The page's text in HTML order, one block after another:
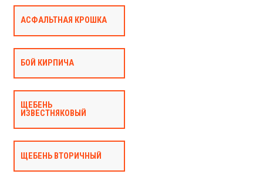
АСФАЛЬТНАЯ КРОШКА
БОЙ КИРПИЧА
ЩЕБЕНЬ
ИЗВЕСТНЯКОВЫЙ
ЩЕБЕНЬ ВТОРИЧНЫЙ